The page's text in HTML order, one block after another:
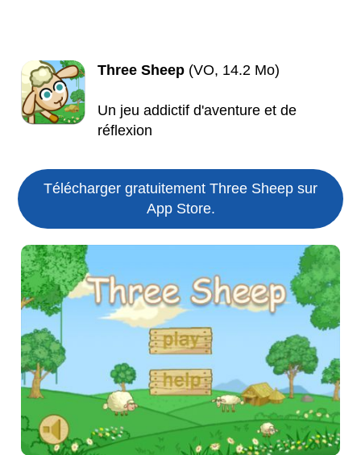
Three Sheep (VO, 14.2 Mo)
Un jeu addictif d'aventure et de
réflexion
Télécharger gratuitement Three Sheep sur
App Store.